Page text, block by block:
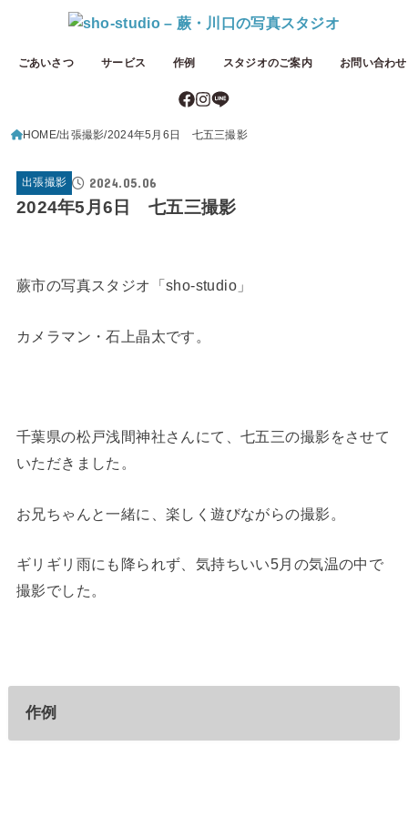
ごあいさつ サービス 作例 スタジオのご案内 お問い合わせ
HOME 出張撮影 2024年5月6日 七五三撮影
出張撮影 2024.05.06
2024年5月6日 七五三撮影
蕨市の写真スタジオ「sho-studio」
カメラマン・石上晶太です。
千葉県の松戸浅間神社さんにて、七五三の撮影をさせて
いただきました。
お兄ちゃんと一緒に、楽しく遊びながらの撮影。
ギリギリ雨にも降られず、気持ちいい5月の気温の中で
撮影でした。
作例